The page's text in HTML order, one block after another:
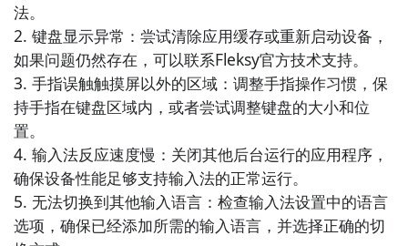
方式，并具有智能联想和纠错功能，能够提高输入效率
和准确性。手机搜狗输入法还提供了丰富的表情包和主
题，用户可以根据个人喜好进行个性化设置。
5. 《QQ输入法》- QQ输入法是一款智能中文输入法，
支持拼音、手写、语音等多种输入方式。它具有强大的
词库和输入预测功能，能够准确识别用户的输入意图。
QQ输入法还提供了丰富的表情包和主题，用户可以根
据个人喜好进行个性化设置。
法。
2. 键盘显示异常：尝试清除应用缓存或重新启动设备，
如果问题仍然存在，可以联系Fleksy官方技术支持。
3. 手指误触触摸屏以外的区域：调整手指操作习惯，保
持手指在键盘区域内，或者尝试调整键盘的大小和位
置。
4. 输入法反应速度慢：关闭其他后台运行的应用程序，
确保设备性能足够支持输入法的正常运行。
5. 无法切换到其他输入语言：检查输入法设置中的语言
选项，确保已经添加所需的输入语言，并选择正确的切